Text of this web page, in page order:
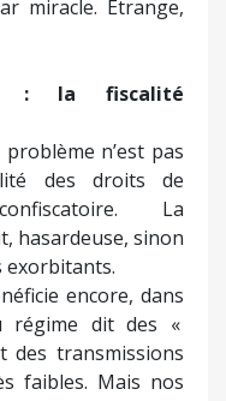
miracle. Étrange,
: la fiscalité
n’est pas
des droits de
La
hasardeuse, sinon
exorbitants.
encore, dans
régime dit des «
des transmissions
faibles. Mais nos